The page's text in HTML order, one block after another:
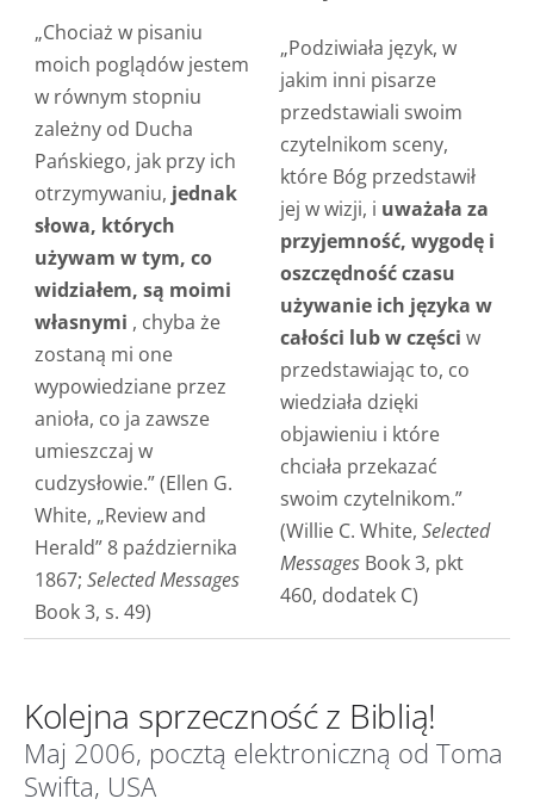
„Chociaż w pisaniu
moich poglądów jestem
w równym stopniu
zależny od Ducha
Pańskiego, jak przy ich
otrzymywaniu, jednak
słowa, których
używam w tym, co
widziałem, są moimi
własnymi , chyba że
zostaną mi one
wypowiedziane przez
anioła, co ja zawsze
umieszczaj w
cudzysłowie.” (Ellen G.
White, „Review and
Herald” 8 października
1867; Selected Messages
Book 3, s. 49)
„Podziwiała język, w
jakim inni pisarze
przedstawiali swoim
czytelnikom sceny,
które Bóg przedstawił
jej w wizji, i uważała za
przyjemność, wygodę i
oszczędność czasu
używanie ich języka w
całości lub w części w
przedstawiając to, co
wiedziała dzięki
objawieniu i które
chciała przekazać
swoim czytelnikom.”
(Willie C. White, Selected
MessagesBook 3, pkt
460, dodatek C)
Kolejna sprzeczność z Biblią!
Maj 2006, pocztą elektroniczną od Toma
Swifta, USA